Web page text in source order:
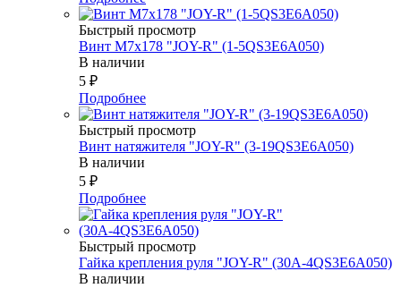
Быстрый просмотр
Винт М7х178 "JOY-R" (1-5QS3E6A050)
В наличии
5 ₽
Подробнее
Быстрый просмотр
Винт натяжителя "JOY-R" (3-19QS3E6A050)
В наличии
5 ₽
Подробнее
Быстрый просмотр
Гайка крепления руля "JOY-R" (30А-4QS3E6A050)
В наличии